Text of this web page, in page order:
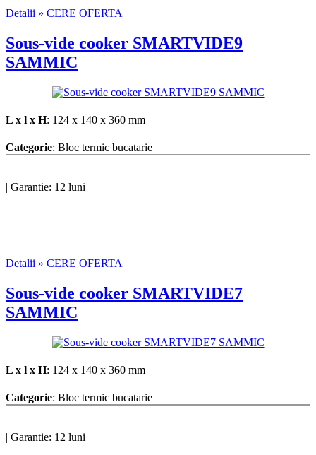
Detalii » CERE OFERTA
Sous-vide cooker SMARTVIDE9
SAMMIC
L x l x H: 124 x 140 x 360 mm
Categorie: Bloc termic bucatarie
| Garantie: 12 luni
Detalii » CERE OFERTA
Sous-vide cooker SMARTVIDE7
SAMMIC
L x l x H: 124 x 140 x 360 mm
Categorie: Bloc termic bucatarie
| Garantie: 12 luni